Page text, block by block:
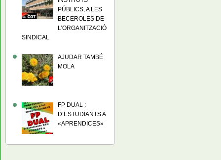
PÚBLICS, A LES
BECEROLES DE
L’ORGANITZACIÓ
SINDICAL
AJUDAR TAMBÉ
MOLA
FP DUAL :
D’ESTUDIANTS A
«APRENDICES»